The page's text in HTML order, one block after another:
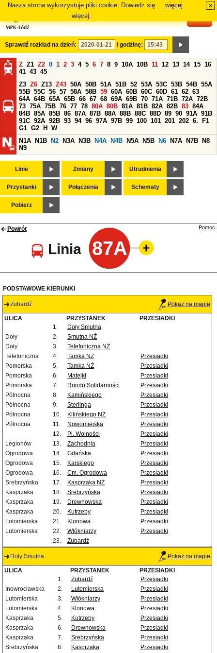
Nasza strona wykorzystuje pliki cookie. Dowiedz się
więcej.
więcej x
Sprawdź rozkład na dzień: i godzinę:
Z Z1 Z2 0 1 2 3 4 5 6 7 8 9 10A 10B 11 12 13 14 15 16
41 43 45
Z3 Z6 Z13 Z43 50A 50B 51A 51B 52 53A 53C 53B 54B 55A
55B 55C 56 57 58A 58B 59 60A 60B 60C 60D 61 62 63
64A 64B 65A 65B 66 67 68 69A 69B 70 71A 71B 72A 72B
73 75A 75B 76 77 78 80A 80B 81A 81B 82A 82B 83 84A
84B 85A 85B 86 87A 87B 88A 88B 88C 88D 89 90 91A 91B
91C 92A 92B 93 94 96 97A 97B 99 100 101 201 202 6.
F1
G1 G2 H
W
N1A
N1B N2 N3A N3B N4A N4B N5A N5B N6 N7A N7B
N8
N9
Linie Zmiany Utrudnienia
Przystanki Połączenia Schematy
Pobierz
Powrót
Linia 87A
Pomoc
PODSTAWOWE KIERUNKI
Żubardź Pokaż na mapie
ULICA PRZYSTANEK
PRZESIADKI
1.
Doły Smutna
Doły
2.
Smutna NŻ
Doły
3.
Telefoniczna NŻ
Telefoniczna
4. Tamka NŻ
Przesiadki
Pomorska
5. Tamka NŻ
Przesiadki
Pomorska
6. Matejki
Przesiadki
Pomorska
7. Rondo Solidarności
Przesiadki
Północna
8. Kamińskiego
Przesiadki
Północna
9. Sterlinga
Przesiadki
Północna
10. Kilińskiego NŻ
Przesiadki
Północna
11. Nowomiejska
Przesiadki
12.
Pl. Wolności
Przesiadki
Legionów
13. Zachodnia
Przesiadki
Ogrodowa
14. Gdańska
Przesiadki
Ogrodowa
15. Karskiego
Przesiadki
Ogrodowa
16. Cm. Ogrodowa
Przesiadki
Srebrzyńska
17. Kasprzaka NŻ
Przesiadki
Kasprzaka
18. Srebrzyńska
Przesiadki
Kasprzaka
19. Drewnowska
Przesiadki
Kasprzaka
20. Kutrzeby
Przesiadki
Lutomierska
21. Klonowa
Przesiadki
Lutomierska
22. Włókniarzy
Przesiadki
23.
Żubardź
Doły Smutna Pokaż na mapie
ULICA PRZYSTANEK
PRZESIADKI
1.
Żubardź
Przesiadki
Inowrocławska
2. Lutomierska
Przesiadki
Lutomierska
3. Włókniarzy
Przesiadki
Lutomierska
4. Klonowa
Przesiadki
Kasprzaka
5. Kutrzeby
Przesiadki
Kasprzaka
6. Drewnowska
Przesiadki
Kasprzaka
7. Srebrzyńska
Przesiadki
Srebrzyńska
8. Kasprzaka Przesiadki